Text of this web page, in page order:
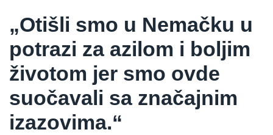
„Otišli smo u Nemačku u
potrazi za azilom i boljim
životom jer smo ovde
suočavali sa značajnim
izazovima.“